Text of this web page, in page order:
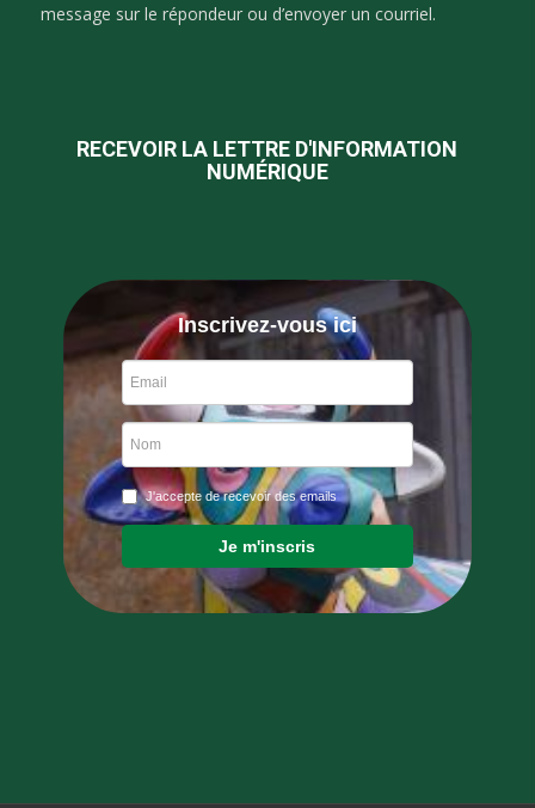
message sur le répondeur ou d’envoyer un courriel.
RECEVOIR LA LETTRE D'INFORMATION
NUMÉRIQUE
Inscrivez-vous ici
J'accepte de recevoir des emails
Je m'inscris